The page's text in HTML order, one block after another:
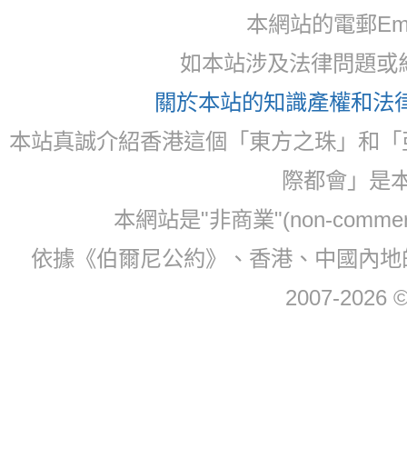
本網站的電郵
如本站涉及法律問題
關於本站的知識產權和法
本站真誠介紹香港這個「東方之珠」和
際都會」是
本網站是"非商業"(non-
依據《伯爾尼公約》、香港、中國內
2007-2026